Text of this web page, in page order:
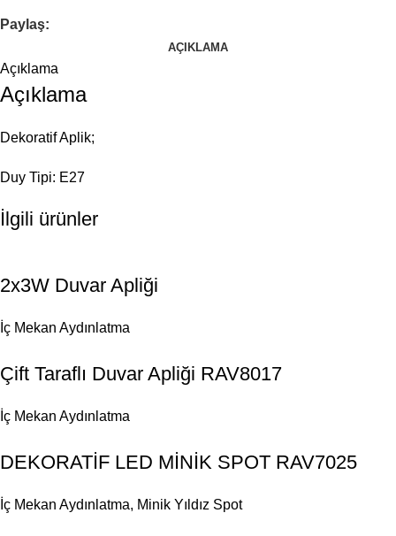
Paylaş:
AÇIKLAMA
Açıklama
Açıklama
Dekoratif Aplik;
Duy Tipi: E27
İlgili ürünler
2x3W Duvar Apliği
İç Mekan Aydınlatma
Çift Taraflı Duvar Apliği RAV8017
İç Mekan Aydınlatma
DEKORATİF LED MİNİK SPOT RAV7025
İç Mekan Aydınlatma, Minik Yıldız Spot